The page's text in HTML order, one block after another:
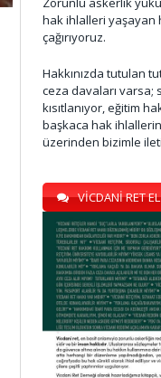
hak ihlalleri yaşayan
çağırıyoruz.
Hakkınızda tutulan
ceza davaları
kısıtlanıyor, eğitim
başkaca hak
üzerinden bizimle
VİCDANİ RET